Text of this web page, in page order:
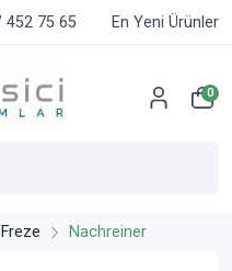
452 75 65 En Yeni Ürünler
0
Nachreiner